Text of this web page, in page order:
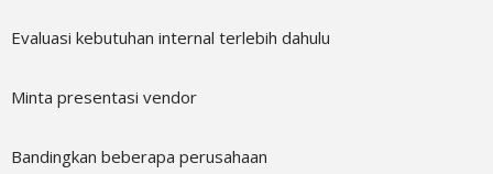
Evaluasi kebutuhan internal terlebih dahulu
Minta presentasi vendor
Bandingkan beberapa perusahaan